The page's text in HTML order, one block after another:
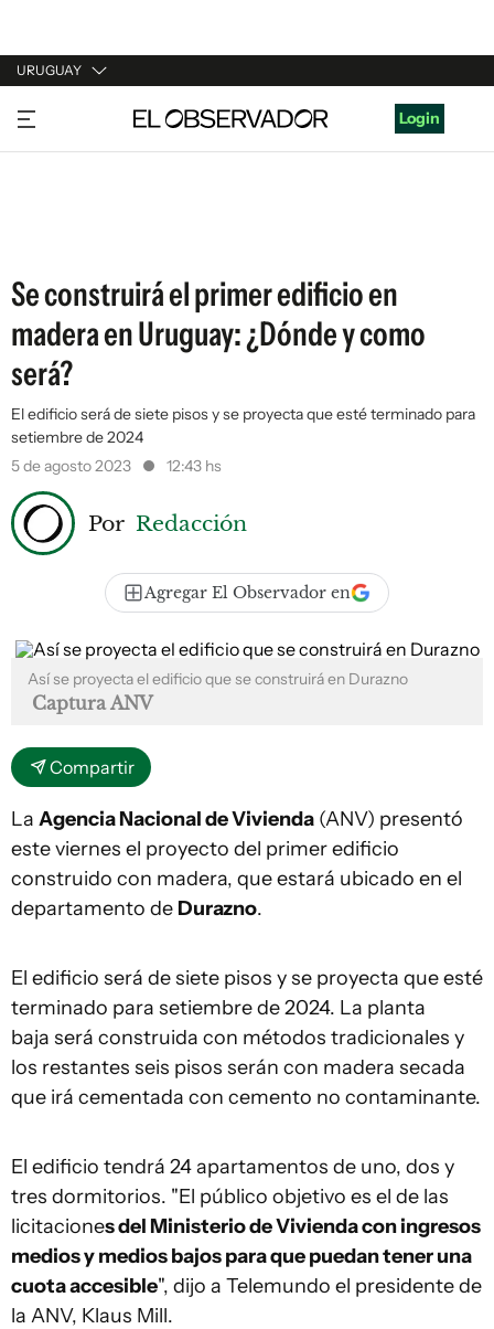
URUGUAY
URUGUAY
ARGENTINA
Login
Se construirá el primer edificio en
madera en Uruguay: ¿Dónde y como
será?
El edificio será de siete pisos y se proyecta que esté terminado para
setiembre de 2024
5 de agosto 2023
12:43 hs
Por Redacción
Agregar El Observador en
Así se proyecta el edificio que se construirá en Durazno
Captura ANV
Compartir
La Agencia Nacional de Vivienda (ANV) presentó
este viernes el proyecto del primer edificio
construido con madera, que estará ubicado en el
departamento de Durazno.
El edificio será de siete pisos y se proyecta que esté
terminado para setiembre de 2024. La planta
baja será construida con métodos tradicionales y
los restantes seis pisos serán con madera secada
que irá cementada con cemento no contaminante.
El edificio tendrá 24 apartamentos de uno, dos y
tres dormitorios. "El público objetivo es el de las
licitaciones del Ministerio de Vivienda con ingresos
medios y medios bajos para que puedan tener una
cuota accesible", dijo a Telemundo el presidente de
la ANV, Klaus Mill.